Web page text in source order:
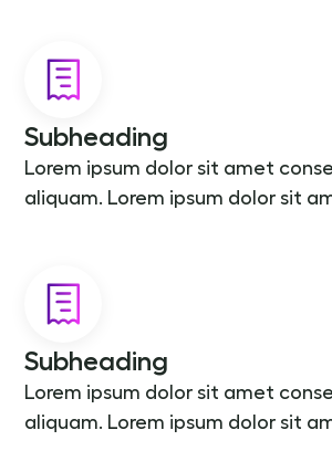
Subheading
Lorem ipsum dolor sit amet
aliquam. Lorem ipsum dolor sit
Subheading
Lorem ipsum dolor sit amet
aliquam. Lorem ipsum dolor sit